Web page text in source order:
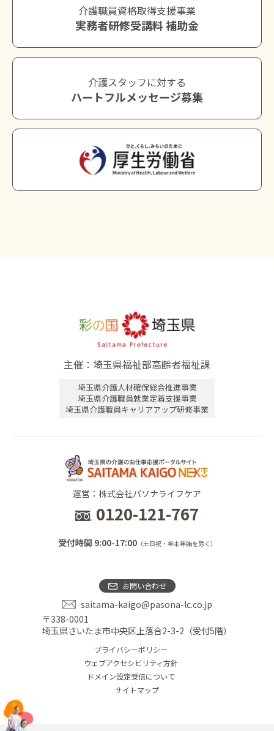
介護職員資格取得支援事業
実務者研修受講料 補助金
介護スタッフに対する
ハートフルメッセージ募集
主催：埼玉県福祉部高齢者福祉課
埼玉県介護人材確保総合推進事業
埼玉県介護職員就業定着支援事業
埼玉県介護職員キャリアアップ研修事業
運営：株式会社パソナライフケア
0120-121-767
受付時間 9:00-17:00（土日祝・年末年始を除く）
お問い合わせ
saitama-kaigo@pasona-lc.co.jp
〒338-0001
埼玉県さいたま市中央区上落合2-3-2（受付5階）
プライバシーポリシー
ウェブアクセシビリティ方針
ドメイン設定受信について
サイトマップ